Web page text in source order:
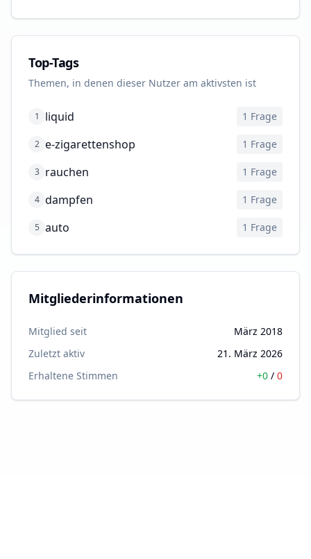
Top-Tags
Themen, in denen dieser Nutzer am aktivsten ist
1 liquid 1 Frage
2 e-zigarettenshop 1 Frage
3 rauchen 1 Frage
4 dampfen 1 Frage
5 auto 1 Frage
Mitgliederinformationen
Mitglied seit
März 2018
Zuletzt aktiv
21. März 2026
Erhaltene Stimmen
+0 / 0